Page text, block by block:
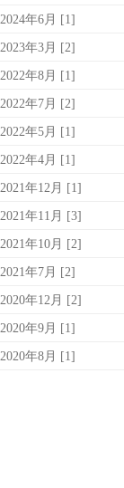
2024年6月 [1]
2023年3月 [2]
2022年8月 [1]
2022年7月 [2]
2022年5月 [1]
2022年4月 [1]
2021年12月 [1]
2021年11月 [3]
2021年10月 [2]
2021年7月 [2]
2020年12月 [2]
2020年9月 [1]
2020年8月 [1]